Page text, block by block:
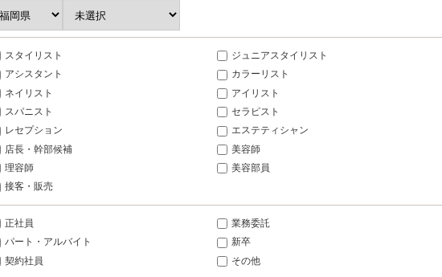
スタイリスト
ジュニアスタイリスト
アシスタント
カラーリスト
ネイリスト
アイリスト
スパニスト
セラピスト
レセプション
エステティシャン
店長・幹部候補
美容師
理容師
美容部員
接客・販売
正社員
業務委託
パート・アルバイト
新卒
契約社員
その他